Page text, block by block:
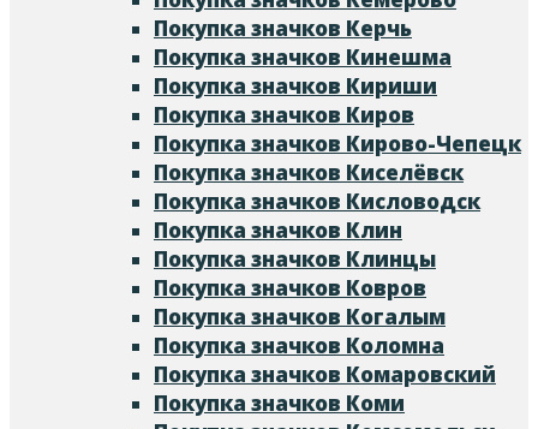
Покупка значков Керчь
Покупка значков Кинешма
Покупка значков Кириши
Покупка значков Киров
Покупка значков Кирово-Чепецк
Покупка значков Киселёвск
Покупка значков Кисловодск
Покупка значков Клин
Покупка значков Клинцы
Покупка значков Ковров
Покупка значков Когалым
Покупка значков Коломна
Покупка значков Комаровский
Покупка значков Коми